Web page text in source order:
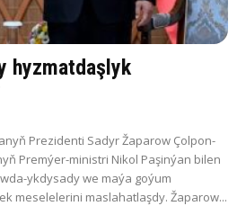
hyzmatdaşlyk
Prezidenti Sadyr Žaparow Çolpon-
Premýer-ministri Nikol Paşinýan bilen
ykdysady we maýa goýum
meselelerini maslahatlaşdy. Žaparow...